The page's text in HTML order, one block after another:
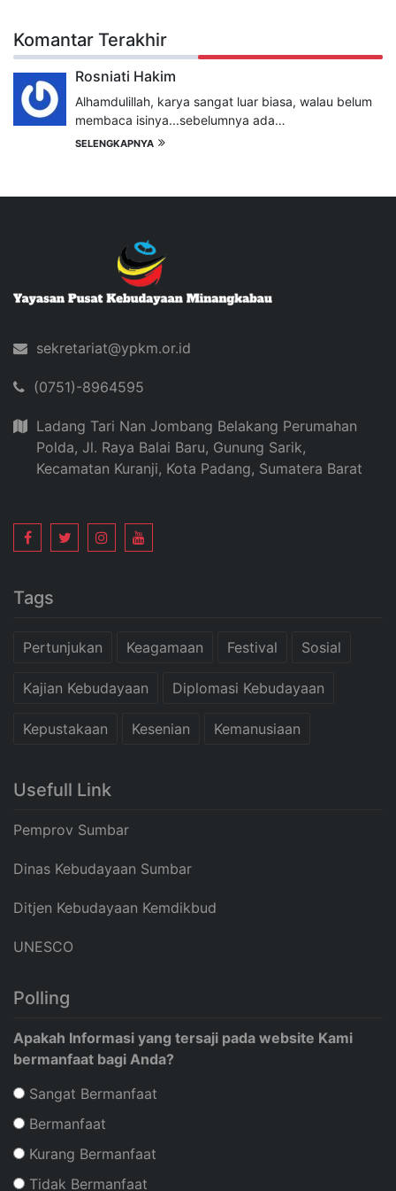
Komantar Terakhir
Rosniati Hakim
Alhamdulillah, karya sangat luar biasa, walau belum
membaca isinya...sebelumnya ada…
SELENGKAPNYA
sekretariat@ypkm.or.id
(0751)-8964595
Ladang Tari Nan Jombang Belakang Perumahan
Polda, Jl. Raya Balai Baru, Gunung Sarik,
Kecamatan Kuranji, Kota Padang, Sumatera Barat
Tags
Pertunjukan Keagamaan Festival Sosial
Kajian Kebudayaan Diplomasi Kebudayaan
Kepustakaan Kesenian Kemanusiaan
Usefull Link
Pemprov Sumbar
Dinas Kebudayaan Sumbar
Ditjen Kebudayaan Kemdikbud
UNESCO
Polling
Apakah Informasi yang tersaji pada website Kami
bermanfaat bagi Anda?
Sangat Bermanfaat
Bermanfaat
Kurang Bermanfaat
Tidak Bermanfaat